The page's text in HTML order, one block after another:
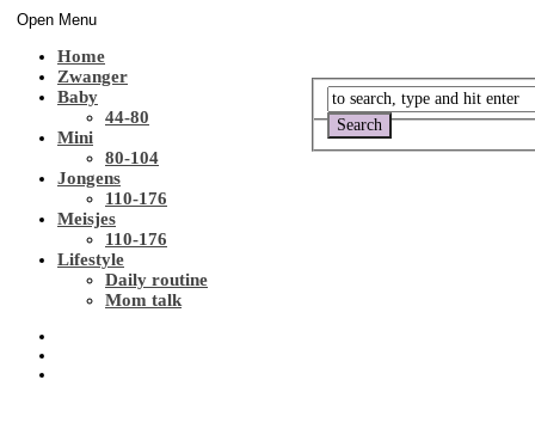
Open Menu
Home
Zwanger
Baby
44-80
Mini
80-104
Jongens
110-176
Meisjes
110-176
Lifestyle
Daily routine
Mom talk